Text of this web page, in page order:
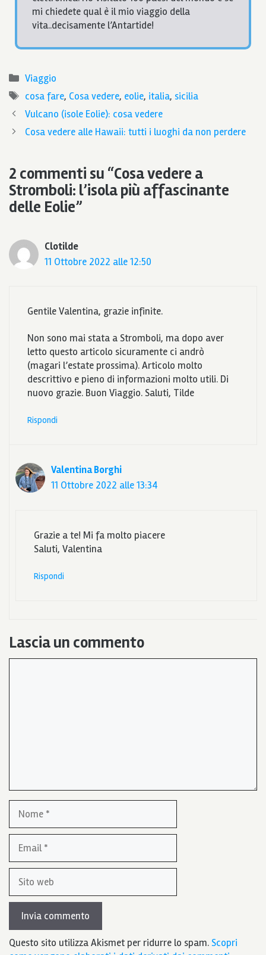
mi chiedete qual è il mio viaggio della
vita..decisamente l’Antartide!
Categorie
Viaggio
Tag
cosa fare, Cosa vedere, eolie, italia, sicilia
Vulcano (isole Eolie): cosa vedere
Cosa vedere alle Hawaii: tutti i luoghi da non perdere
2 commenti su “Cosa vedere a
Stromboli: l’isola più affascinante
delle Eolie”
Clotilde
11 Ottobre 2022 alle 12:50
Gentile Valentina, grazie infinite.
Non sono mai stata a Stromboli, ma dopo aver
letto questo articolo sicuramente ci andrò
(magari l’estate prossima). Articolo molto
descrittivo e pieno di informazioni molto utili. Di
nuovo grazie. Buon Viaggio. Saluti, Tilde
Rispondi
Valentina Borghi
11 Ottobre 2022 alle 13:34
Grazie a te! Mi fa molto piacere
Saluti, Valentina
Rispondi
Lascia un commento
web
Questo sito utilizza Akismet per ridurre lo spam.Scopri